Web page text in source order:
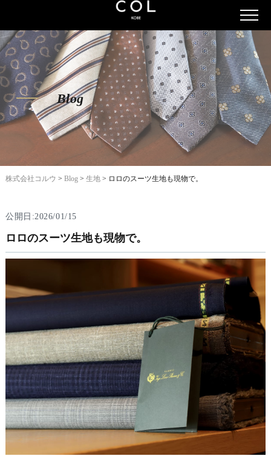
Blog
株式会社コルウ > Blog> 生地> ロロのスーツ生地も現物で。
公開日:2026/01/15
ロロのスーツ生地も現物で。